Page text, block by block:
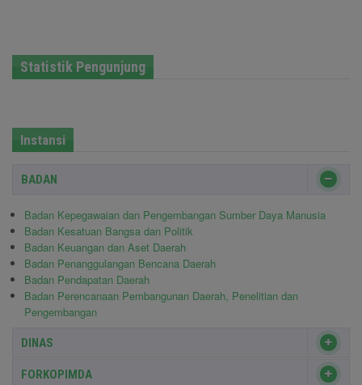
Statistik Pengunjung
Instansi
BADAN
Badan Kepegawaian dan Pengembangan Sumber Daya Manusia
Badan Kesatuan Bangsa dan Politik
Badan Keuangan dan Aset Daerah
Badan Penanggulangan Bencana Daerah
Badan Pendapatan Daerah
Badan Perencanaan Pembangunan Daerah, Penelitian dan
Pengembangan
DINAS
FORKOPIMDA